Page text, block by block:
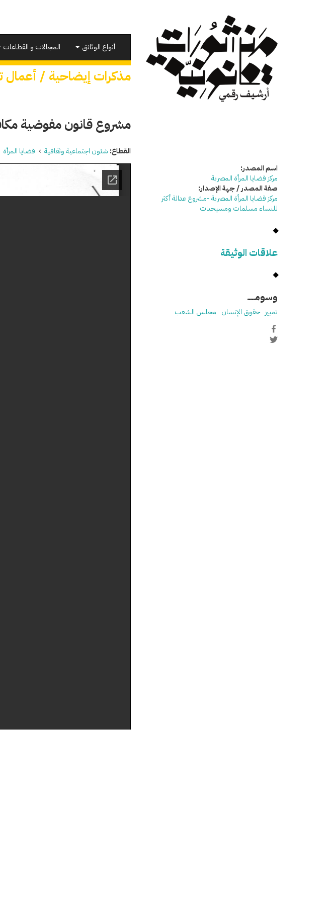
أنواع الوثائق المجالات و القطاعات
مذكرات إيضاحية /
مشروع قانون مفوضية
القطاع: شئون اجتماعية وثقافية › قضايا المرأة
اسم المصدر:
مركز قضايا المرأة المصرية
صفة المصدر / جهة الإصدار:
مركز قضايا المرأة المصرية -مشروع عدالة أكثر
للنساء مسلمات ومسيحيات
علاقات الوثيقة
وسومـــــ
تمييز حقوق الإنسان مجلس الشعب